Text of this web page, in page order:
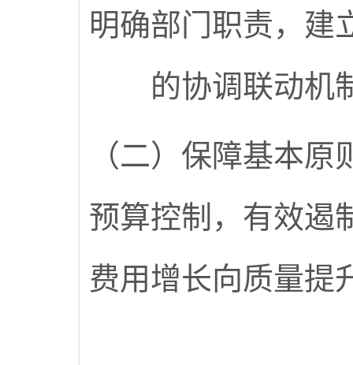
明确部门职责，建
的协调联动机
（二）保障基本
预算控制，有效遏
费用增长向质量提